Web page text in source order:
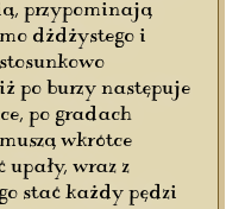
przypominają
dżdżystego i
po burzy następuje
po gradach
wkrótce
upały, wraz z
stać każdy pędzi